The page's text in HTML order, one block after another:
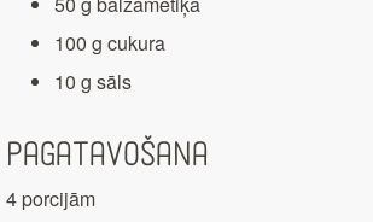
100 g cukura
10 g sāls
Pagatavošana
4 porcijām